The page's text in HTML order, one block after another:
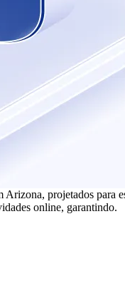
projetados para
online, garantindo.